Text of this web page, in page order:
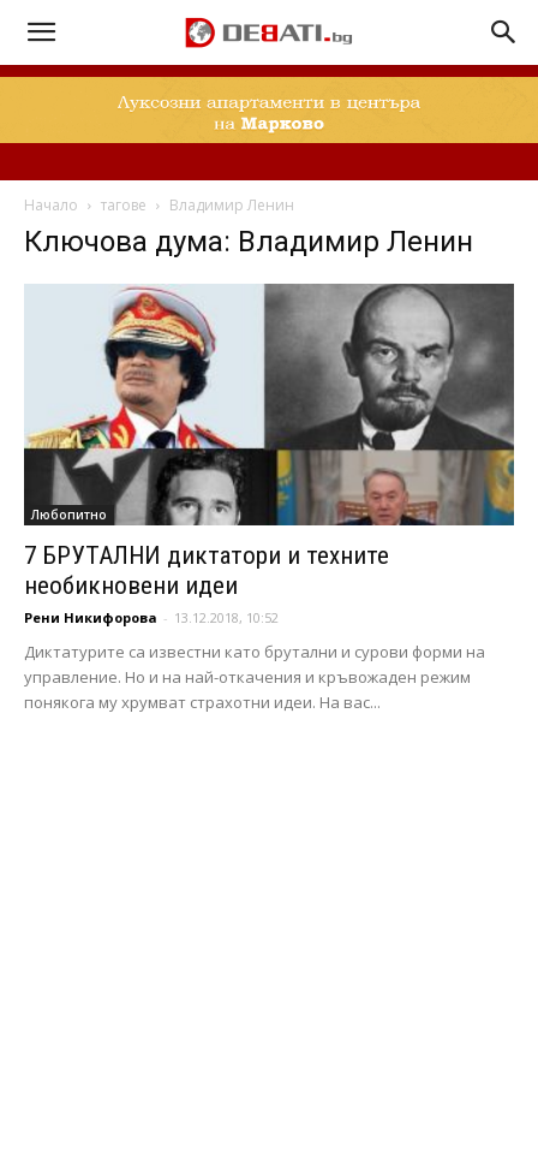
Начало тагове Владимир Ленин
Ключова дума: Владимир Ленин
Любопитно
7 БРУТАЛНИ диктатори и техните
необикновени идеи
Рени Никифорова - 13.12.2018, 10:52
Диктатурите са известни като брутални и сурови форми на
управление. Но и на най-откачения и кръвожаден режим
понякога му хрумват страхотни идеи. На вас...